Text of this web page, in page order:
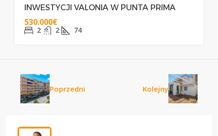
INWESTYCJI VALONIA W PUNTA PRIMA
530.000€
2 2 74
Poprzedni Kolejny